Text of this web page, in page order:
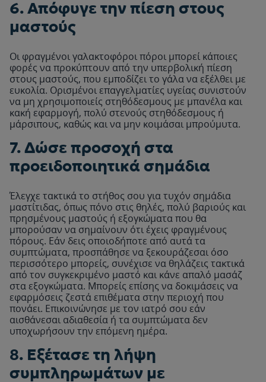
6. Απόφυγε την πίεση στους
μαστούς
Οι φραγμένοι γαλακτοφόροι πόροι μπορεί κάποιες
φορές να προκύπτουν από την υπερβολική πίεση
στους μαστούς, που εμποδίζει το γάλα να εξέλθει με
ευκολία. Ορισμένοι επαγγελματίες υγείας συνιστούν
να μη χρησιμοποιείς στηθόδεσμους με μπανέλα και
κακή εφαρμογή, πολύ στενούς στηθόδεσμους ή
μάρσιπους, καθώς και να μην κοιμάσαι μπρούμυτα.
7. Δώσε προσοχή στα
προειδοποιητικά σημάδια
Έλεγχε τακτικά το στήθος σου για τυχόν σημάδια
μαστίτιδας, όπως πόνο στις θηλές, πολύ βαριούς και
πρησμένους μαστούς ή εξογκώματα που θα
μπορούσαν να σημαίνουν ότι έχεις φραγμένους
πόρους. Εάν δεις οποιοδήποτε από αυτά τα
συμπτώματα, προσπάθησε να ξεκουράζεσαι όσο
περισσότερο μπορείς, συνέχισε να θηλάζεις τακτικά
από τον συγκεκριμένο μαστό και κάνε απαλό μασάζ
στα εξογκώματα. Μπορείς επίσης να δοκιμάσεις να
εφαρμόσεις ζεστά επιθέματα στην περιοχή που
πονάει. Επικοινώνησε με τον ιατρό σου εάν
αισθάνεσαι αδιαθεσία ή τα συμπτώματα δεν
υποχωρήσουν την επόμενη ημέρα.
8. Εξέτασε τη λήψη
συμπληρωμάτων με